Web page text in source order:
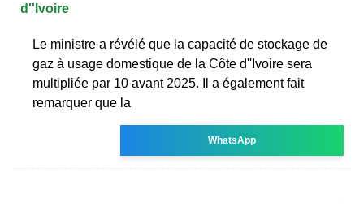
d''Ivoire
Le ministre a révélé que la capacité de stockage de
gaz à usage domestique de la Côte d''Ivoire sera
multipliée par 10 avant 2025. Il a également fait
remarquer que la
WhatsApp